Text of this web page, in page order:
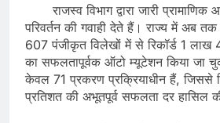
​राजस्व विभाग द्वारा जारी
परिवर्तन की गवाही देते हैं। राज्य में अब
607 पंजीकृत विलेखों में से रिकॉर्ड 1 लाख
का सफलतापूर्वक ऑटो म्यूटेशन किया जा
केवल 71 प्रकरण प्रक्रियाधीन हैं, जिससे
प्रतिशत की अभूतपूर्व सफलता दर हासिल